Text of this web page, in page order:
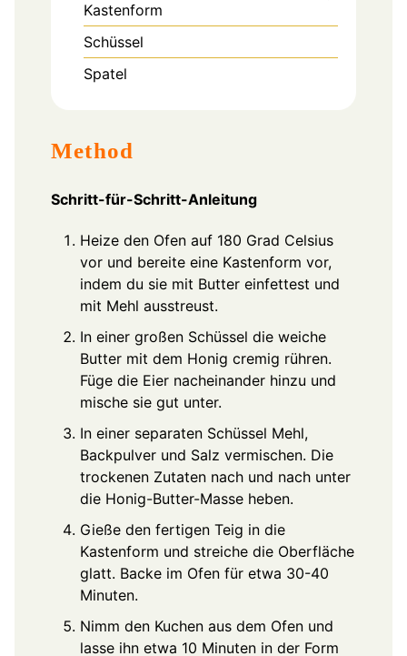
Kastenform
Schüssel
Spatel
Method
Schritt-für-Schritt-Anleitung
Heize den Ofen auf 180 Grad Celsius
vor und bereite eine Kastenform vor,
indem du sie mit Butter einfettest und
mit Mehl ausstreust.
In einer großen Schüssel die weiche
Butter mit dem Honig cremig rühren.
Füge die Eier nacheinander hinzu und
mische sie gut unter.
In einer separaten Schüssel Mehl,
Backpulver und Salz vermischen. Die
trockenen Zutaten nach und nach unter
die Honig-Butter-Masse heben.
Gieße den fertigen Teig in die
Kastenform und streiche die Oberfläche
glatt. Backe im Ofen für etwa 30-40
Minuten.
Nimm den Kuchen aus dem Ofen und
lasse ihn etwa 10 Minuten in der Form